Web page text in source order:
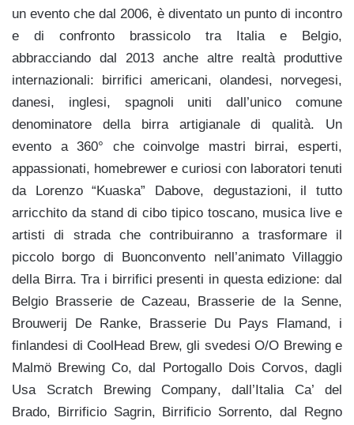
un evento che dal 2006, è diventato un punto di incontro
e di confronto brassicolo tra Italia e Belgio,
abbracciando dal 2013 anche altre realtà produttive
internazionali: birrifici americani, olandesi, norvegesi,
danesi, inglesi, spagnoli uniti dall’unico comune
denominatore della birra artigianale di qualità. Un
evento a 360° che coinvolge mastri birrai, esperti,
appassionati, homebrewer e curiosi con laboratori tenuti
da Lorenzo “Kuaska” Dabove, degustazioni, il tutto
arricchito da stand di cibo tipico toscano, musica live e
artisti di strada che contribuiranno a trasformare il
piccolo borgo di Buonconvento nell’animato Villaggio
della Birra. Tra i birrifici presenti in questa edizione: dal
Belgio Brasserie de Cazeau, Brasserie de la Senne,
Brouwerij De Ranke, Brasserie Du Pays Flamand, i
finlandesi di CoolHead Brew, gli svedesi O/O Brewing e
Malmö Brewing Co, dal Portogallo Dois Corvos, dagli
Usa Scratch Brewing Company, dall’Italia Ca’ del
Brado, Birrificio Sagrin, Birrificio Sorrento, dal Regno